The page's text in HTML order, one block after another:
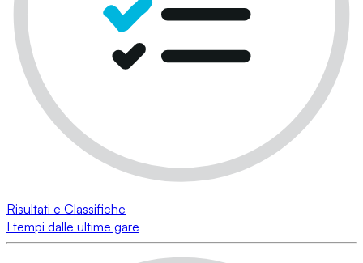
Risultati e Classifiche
I tempi dalle ultime gare